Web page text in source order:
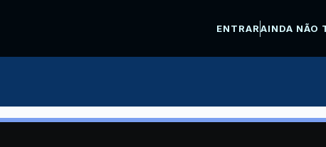
ENTRARAINDA NÃO